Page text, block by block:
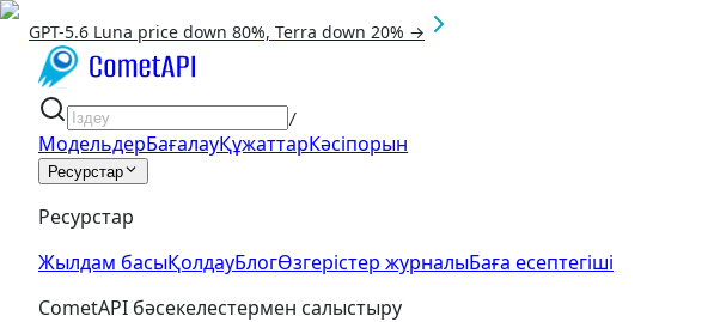
GPT-5.6 Luna price down 80%, Terra down 20% →
/
МодельдерБағалауҚұжаттарКәсіпорын
Ресурстар
Ресурстар
Жылдам басыҚолдауБлогӨзгерістер журналыБаға есептегіші
CometAPI бәсекелестермен салыстыру